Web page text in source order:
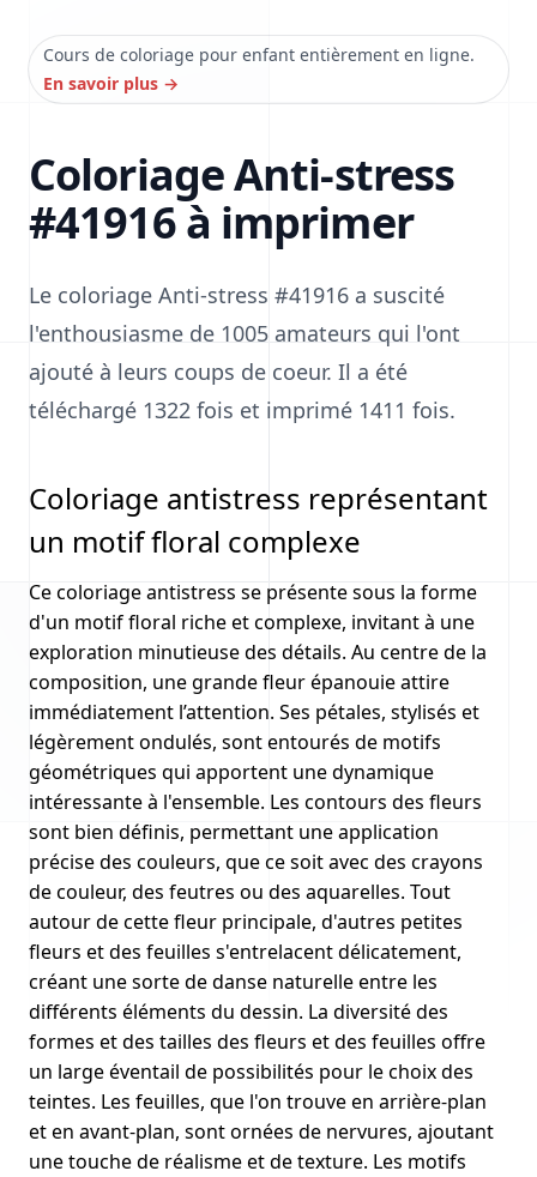
Cours de coloriage pour enfant entièrement en ligne.
En savoir plus →
Coloriage Anti-stress
#41916 à imprimer
Le coloriage Anti-stress #41916 a suscité
l'enthousiasme de 1005 amateurs qui l'ont
ajouté à leurs coups de coeur. Il a été
téléchargé 1322 fois et imprimé 1411 fois.
Coloriage antistress représentant
un motif floral complexe
Ce coloriage antistress se présente sous la forme
d'un motif floral riche et complexe, invitant à une
exploration minutieuse des détails. Au centre de la
composition, une grande fleur épanouie attire
immédiatement l’attention. Ses pétales, stylisés et
légèrement ondulés, sont entourés de motifs
géométriques qui apportent une dynamique
intéressante à l'ensemble. Les contours des fleurs
sont bien définis, permettant une application
précise des couleurs, que ce soit avec des crayons
de couleur, des feutres ou des aquarelles. Tout
autour de cette fleur principale, d'autres petites
fleurs et des feuilles s'entrelacent délicatement,
créant une sorte de danse naturelle entre les
différents éléments du dessin. La diversité des
formes et des tailles des fleurs et des feuilles offre
un large éventail de possibilités pour le choix des
teintes. Les feuilles, que l'on trouve en arrière-plan
et en avant-plan, sont ornées de nervures, ajoutant
une touche de réalisme et de texture. Les motifs